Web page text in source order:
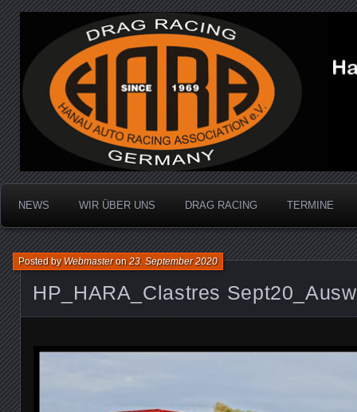
Hanau Auto Racing
Dragracing auf der 1/4 Meile
NEWS WIR ÜBER UNS DRAG RACING TERMINE
HP_HARA_Clastres
Posted byWebmasteron23. September 2020